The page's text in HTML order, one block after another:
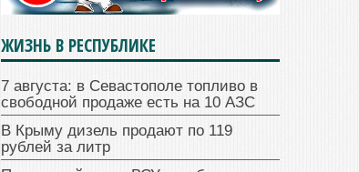
ЖИЗНЬ В РЕСПУБЛИКЕ
7 августа: в Севастополе топливо в
свободной продаже есть на 10 АЗС
В Крыму дизель продают по 119
рублей за литр